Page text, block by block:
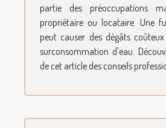
partie des préoccupations
propriétaire ou locataire. Une
peut causer des dégâts
surconsommation d'eau.
de cet article des conseils